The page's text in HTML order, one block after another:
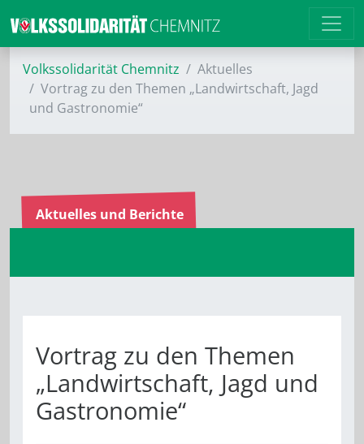
Volkssolidarität Chemnitz
Aktuelles
Vortrag zu den Themen „Landwirtschaft, Jagd
und Gastronomie“
Aktuelles und Berichte
Vortrag zu den Themen
„Landwirtschaft, Jagd und
Gastronomie“